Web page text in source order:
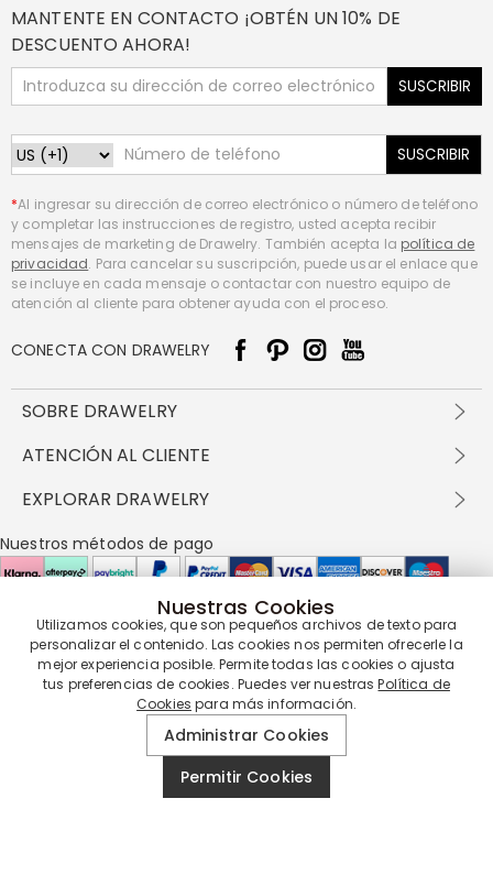
MANTENTE EN CONTACTO ¡OBTÉN UN 10% DE
DESCUENTO AHORA!
SUSCRIBIR
SUSCRIBIR
*Al ingresar su dirección de correo electrónico o número de teléfono
y completar las instrucciones de registro, usted acepta recibir
mensajes de marketing de Drawelry. También acepta la política de
privacidad. Para cancelar su suscripción, puede usar el enlace que
se incluye en cada mensaje o contactar con nuestro equipo de
atención al cliente para obtener ayuda con el proceso.
CONECTA CON DRAWELRY
SOBRE DRAWELRY
Sobre nosotros
política de privacidad
Preguntas frecuentes
ATENCIÓN AL CLIENTE
Envío y entrega
Devolución en 60 días
Cómo cuidar
EXPLORAR DRAWELRY
Drawelry Prime
Programa de Recompensas
Nuestros métodos de pago
Nuestros socios de entrega
Nuestra garantía de servicio
DrawelryReservados todos los derechos.
Nuestras Cookies
Utilizamos cookies, que son pequeños archivos de texto para
personalizar el contenido. Las cookies nos permiten ofrecerle la
mejor experiencia posible. Permite todas las cookies o ajusta
tus preferencias de cookies. Puedes ver nuestrasPolítica de
Cookies para más información.
Administrar Cookies
Permitir Cookies